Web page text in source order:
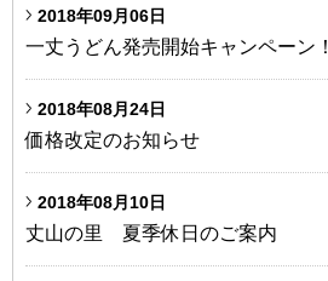
2018年09月06日
一丈うどん発売開始キャンペーン！
2018年08月24日
価格改定のお知らせ
2018年08月10日
丈山の里 夏季休日のご案内